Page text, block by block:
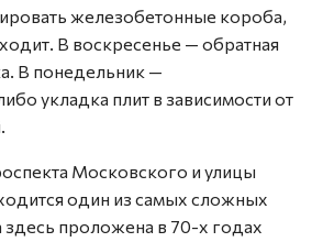
железобетонные короба,
В воскресенье — обратная
В понедельник —
укладка плит в зависимости от
Московского и улицы
один из самых сложных
здесь проложена в 70-х годах